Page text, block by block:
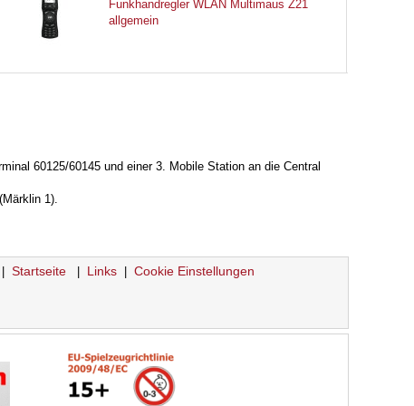
Funkhandregler WLAN Multimaus Z21
allgemein
60125/60145 und einer 3. Mobile Station an die Central
1).
Startseite Links Cookie Einstellungen